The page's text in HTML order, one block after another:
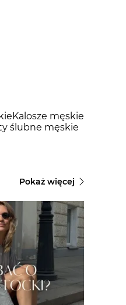
Kalosze męskie
ślubne męskie
Pokaż więcej